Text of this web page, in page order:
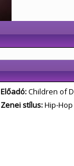
Előadó:Children of
Zenei stílus:Hip-Hop